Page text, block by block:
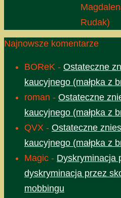
Rudak)
Najnowsze komentarze
BOReK - Ostateczne
kaucyjnego (małpka z
roman - Ostateczne
kaucyjnego (małpka z
QVX - Ostateczne
kaucyjnego (małpka z
Magic - Dyskryminacja
dyskryminacja przez
mobbingu